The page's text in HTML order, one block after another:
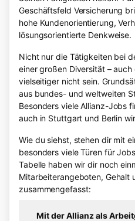
Geschäftsfeld Versicherung
hohe Kundenorientierung,
lösungsorientierte Denkweise.
Nicht nur die Tätigkeiten bei
einer großen Diversität –
vielseitiger nicht sein.
aus bundes- und weltweiten
Besonders viele Allianz-Jobs
auch in Stuttgart und Berlin
Wie du siehst, stehen dir mit
besonders viele Türen für
Tabelle haben wir dir noch
Mitarbeiterangeboten, Gehalt
zusammengefasst:
Mit der Allianz als